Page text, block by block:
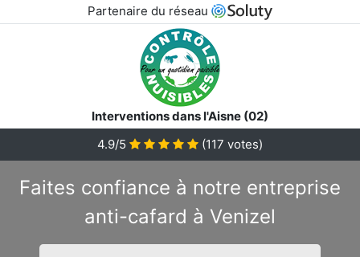
Partenaire du réseau
Interventions dans l'Aisne (02)
4.9/5
(117 votes)
Faites confiance à notre entreprise
anti-cafard à Venizel